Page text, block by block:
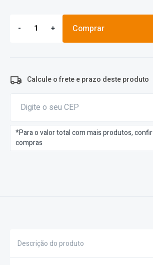
- + Comprar
Calcule o frete e prazo deste produto
*Para o valor total com mais produtos,
compras
Descrição do produto